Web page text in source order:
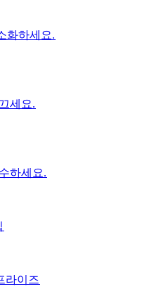
화하세요.​​
세요.​​
하세요.​​
라이즈​​